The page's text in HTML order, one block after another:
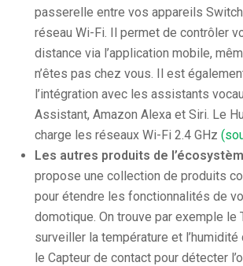
passerelle entre vos appareils
réseau Wi-Fi. Il permet de contrôler
distance via l’application mobile,
n’êtes pas chez vous. Il est
l’intégration avec les assistants
Assistant, Amazon Alexa et Siri. Le
charge les réseaux Wi-Fi 2.4 GHz
Les autres produits de
propose une collection de produits
pour étendre les fonctionnalités de
domotique. On trouve par exemple le
surveiller la température et l’humidité
le Capteur de contact pour détecter